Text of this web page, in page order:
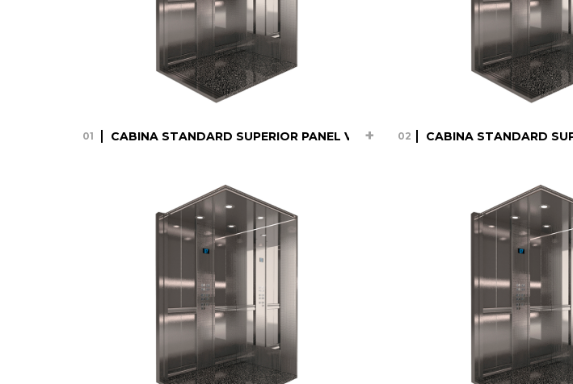
01 CABINA STANDARD SUPERIOR PANEL VERTICAL
CABINA STANDARD
SUPERIOR PANEL
VERTICAL
02 CABINA STANDARD
CABINA
SUPERIOR
VERTICAL